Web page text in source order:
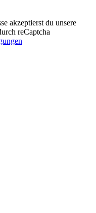
akzeptierst du unsere
reCaptcha